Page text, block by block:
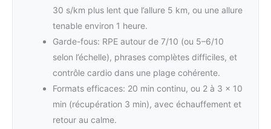
30 s/km plus lent que l’allure 5 km, ou une allure
tenable environ 1 heure.
Garde-fous: RPE autour de 7/10 (ou 5–6/10
selon l’échelle), phrases complètes difficiles, et
contrôle cardio dans une plage cohérente.
Formats efficaces: 20 min continu, ou 2 à 3 × 10
min (récupération 3 min), avec échauffement et
retour au calme.